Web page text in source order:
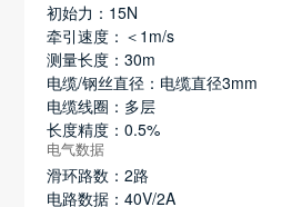
初始力：15N
牵引速度：＜1m/s
测量长度：30m
电缆/钢丝直径：电缆直径3mm
电缆线圈：多层
长度精度：0.5%
电气数据
滑环路数：2路
电路数据：40V/2A